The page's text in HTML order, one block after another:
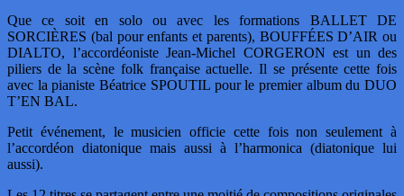
Que ce soit en solo ou avec les formations BALLET DE
SORCIÈRES (bal pour enfants et parents), BOUFFÉES D’AIR ou
DIALTO, l’accordéoniste Jean-Michel CORGERON est un des
piliers de la scène folk française actuelle. Il se présente cette fois
avec la pianiste Béatrice SPOUTIL pour le premier album du DUO
T’EN BAL.
Petit événement, le musicien officie cette fois non seulement à
l’accordéon diatonique mais aussi à l’harmonica (diatonique lui
aussi).